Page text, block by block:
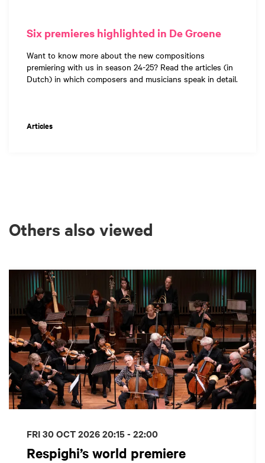
Six premieres highlighted in De Groene
Want to know more about the new compositions
premiering with us in season 24-25? Read the articles (in
Dutch) in which composers and musicians speak in detail.
Articles
Others also viewed
Respighi’s world premiere
FRI 30 OCT 202620:15 - 22:00